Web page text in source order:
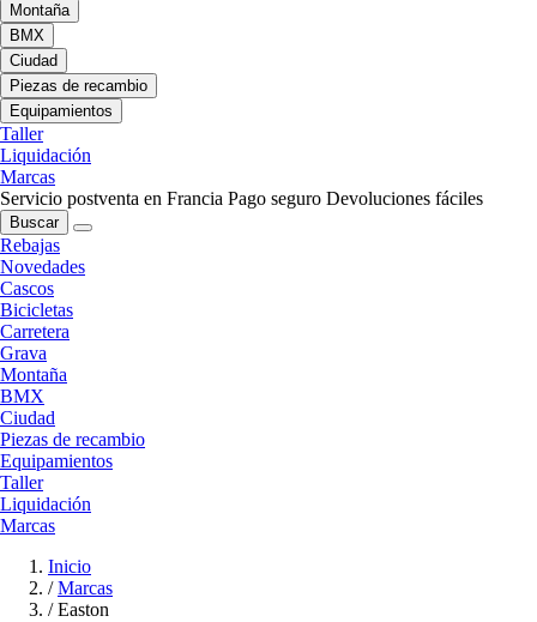
Montaña
BMX
Ciudad
Piezas de recambio
Equipamientos
Taller
Liquidación
Marcas
Servicio postventa en Francia Pago seguro Devoluciones fáciles
Buscar
Rebajas
Novedades
Cascos
Bicicletas
Carretera
Grava
Montaña
BMX
Ciudad
Piezas de recambio
Equipamientos
Taller
Liquidación
Marcas
Inicio
/ Marcas
/ Easton